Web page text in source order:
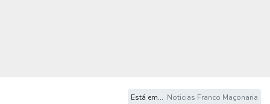
Está em... Noticias Franco Maçonaria